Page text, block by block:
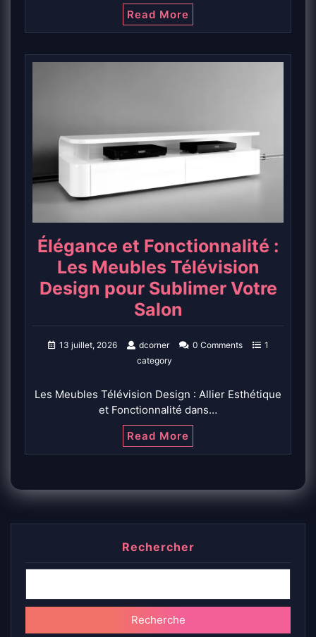
Read More
Élégance et Fonctionnalité :
Les Meubles Télévision
Design pour Sublimer Votre
Salon
13 juillet, 2026 dcorner 0 Comments
1
category
Les Meubles Télévision Design : Allier Esthétique
et Fonctionnalité dans…
Read More
Rechercher
Recherche